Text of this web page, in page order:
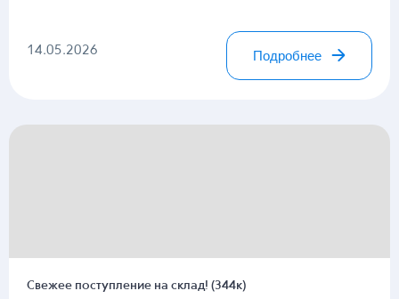
14.05.2026 Подробнее
Свежее поступление на склад! (344к)